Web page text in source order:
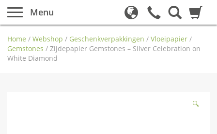
Menu
Home / Webshop / Geschenkverpakkingen / Vloeipapier /
Gemstones / Zijdepapier Gemstones – Silver Celebration on
White Diamond
🔍